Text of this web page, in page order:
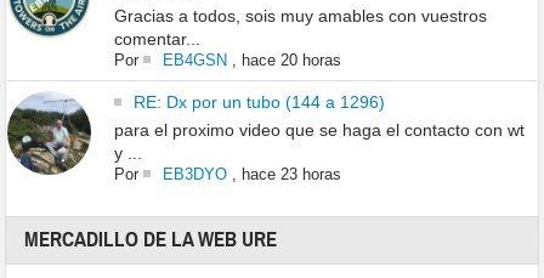
Gracias a todos, sois muy amables con vuestros
comentar...
Por EB4GSN hace 20 horas
RE: Dx por un tubo (144 a 1296)
para el proximo video que se haga el contacto con wt
y ...
Por EB3DYO, hace 23 horas
MERCADILLO DE LA WEB URE